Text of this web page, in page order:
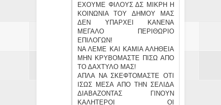
ΕΧΟΥΜΕ ΦΙΛΟΥΣ ΔΣ ΜΙΚΡΗ Η
ΚΟΙΝΩΝΙΑ ΤΟΥ ΔΗΜΟΥ ΜΑΣ
ΔΕΝ ΥΠΑΡΧΕΙ ΚΑΝΕΝΑ
ΜΕΓΑΛΟ ΠΕΡΙΘΩΡΙΟ
ΕΠΙΛΟΓΩΝ!
ΝΑ ΛΕΜΕ ΚΑΙ ΚΑΜΙΑ ΑΛΗΘΕΙΑ
ΜΗΝ ΚΡΥΒΟΜΑΣΤΕ ΠΙΣΩ ΑΠΟ
ΤΟ ΔΑΧΤΥΛΟ ΜΑΣ!
ΑΠΛΑ ΝΑ ΣΚΕΦΤΟΜΑΣΤΕ ΟΤΙ
ΙΣΩΣ ΜΕΣΑ ΑΠΟ ΤΗΝ ΣΕΛΙΔΑ
ΔΙΑΒΑΖΟΝΤΑΣ ΓΙΝΟΥΝ
ΚΑΛΗΤΕΡΟΙ ΟΙ